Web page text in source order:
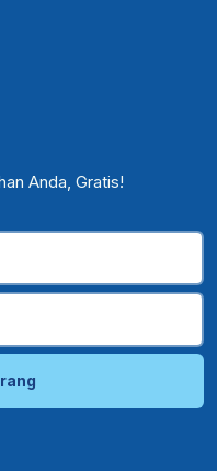
Anda, Gratis!